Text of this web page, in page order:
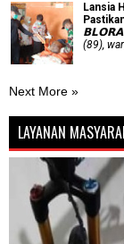
Lansia
𝗕𝗟𝗢𝗥𝗔
(89),
Next More »
LAYANAN